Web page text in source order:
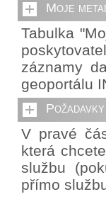
Moje
Tabulka
záznamy
geoportálu
V pravé
která
službu
přímo